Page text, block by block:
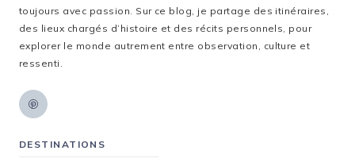
toujours avec passion. Sur ce blog, je partage des itinéraires,
des lieux chargés d’histoire et des récits personnels, pour
explorer le monde autrement entre observation, culture et
ressenti.
DESTINATIONS